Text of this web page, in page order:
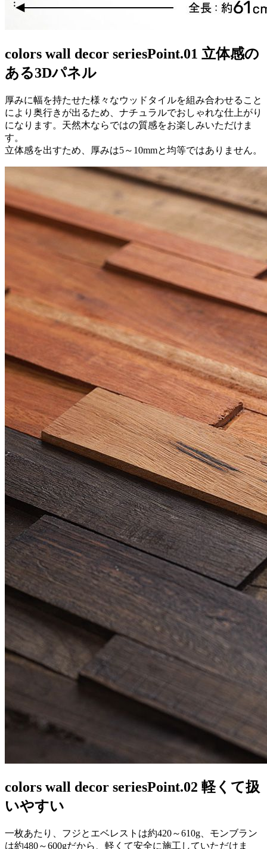
colors wall decor seriesPoint.01 立体感の
ある3Dパネル
厚みに幅を持たせた様々なウッドタイルを組み合わせること
により奥行きが出るため、ナチュラルでおしゃれな仕上がり
になります。天然木ならではの質感をお楽しみいただけま
す。
立体感を出すため、厚みは5～10mmと均等ではありません。
colors wall decor seriesPoint.02 軽くて扱
いやすい
一枚あたり、フジとエベレストは約420～610g、モンブラン
は約480～600gだから、軽くて安全に施工していただけま